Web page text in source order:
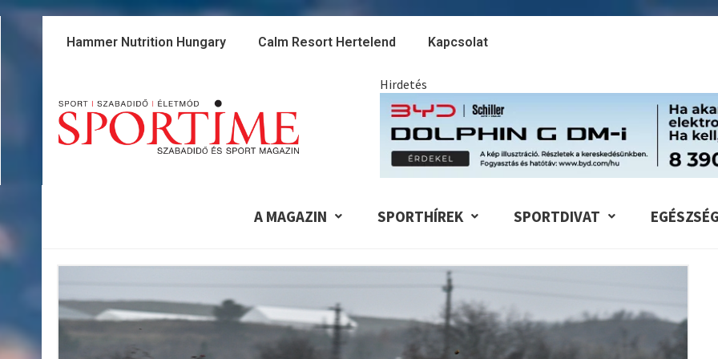
Skip
Hammer Nutrition Hungary Calm Resort Hertelend Kapcsolat
Hirdetés
A MAGAZIN SPORTHÍREK SPORTDIVAT EGÉSZSÉG